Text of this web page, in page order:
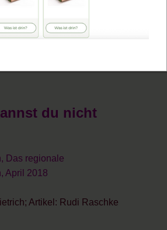
Hörnle KG in Mengen
Qualität
du nicht
Das regionale
April 2018
Artikel: Rudi Raschke